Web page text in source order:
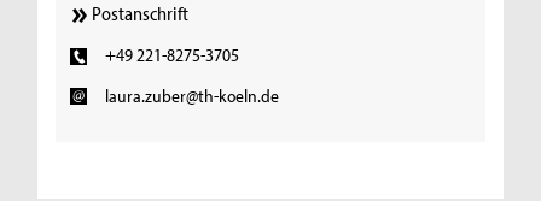
Postanschrift
+49 221-8275-3705
laura.zuber@th-koeln.de